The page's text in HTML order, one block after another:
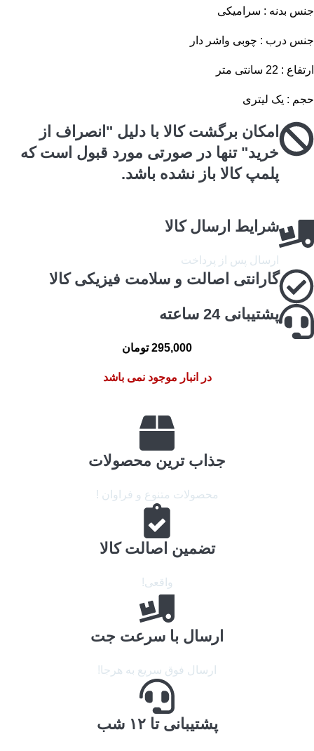
جنس بدنه : سرامیکی
جنس درب : چوبی واشر دار
ارتفاع : 22 سانتی متر
حجم : یک لیتری
امکان برگشت کالا با دلیل "انصراف از
خرید" تنها در صورتی مورد قبول است که
پلمپ کالا باز نشده باشد.
شرایط ارسال کالا
ارسال پس از پرداخت
گارانتی اصالت و سلامت فیزیکی کالا
پشتیبانی 24 ساعته
295,000 تومان
در انبار موجود نمی باشد
جذاب ترین محصولات
محصولات متنوع و فراوان !
تضمین اصالت کالا
واقعی!
ارسال با سرعت جت
ارسال فوق سریع به هرجا!
پشتیبانی تا ۱۲ شب